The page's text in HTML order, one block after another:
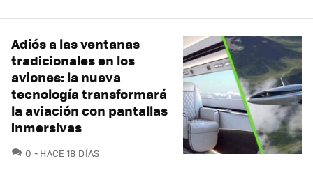
Adiós a las ventanas
tradicionales en los
aviones: la nueva
tecnología transformará
la aviación con pantallas
inmersivas
0 COMENTARIOS
HACE 18 DÍAS